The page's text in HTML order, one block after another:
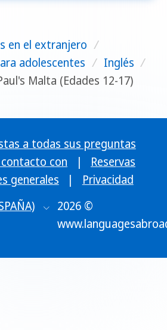
en el extranjero /
adolescentes / Inglés /
Malta (Edades 12-17)
a todas sus preguntas
con |
Reservas
generales |
Privacidad
2026 ©